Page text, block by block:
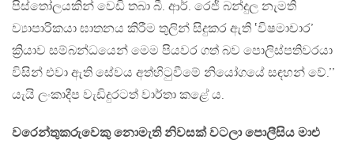
පිස්තෝලයකින් වෙඩි තබා බී. ආර්. රෙජී බන්දුල නැමති
ව්‍යාපාරිකයා ඝාතනය කිරීම තුලින් සිදුකර ඇති ‛විෂමාචාර’
ක්‍රියාව සම්බන්ධයෙන් මෙම පියවර ගත් බව පොලිස්පතිවරයා
විසින් එවා ඇති සේවය අත්හිටුවීමේ නියෝගයේ සඳහන් වේ.’’
යැයි ලංකාදීප වැඩිදුරටත් වාර්තා කළේ ය.
වරෙන්තුකරුවෙකු නොමැති නිවසක් වටලා පොලීසිය මාඑ